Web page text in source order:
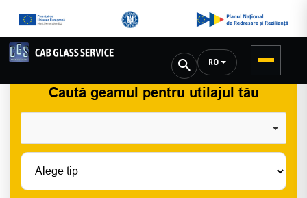
RO
Caută geamul pentru utilajul tău